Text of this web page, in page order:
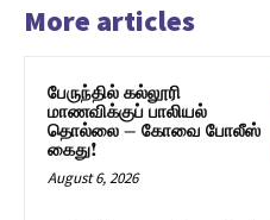
More articles
பேருந்தில் கல்லூரி
மாணவிக்குப் பாலியல்
தொல்லை – கோவை போலீஸ்
கைது!
August 6, 2026